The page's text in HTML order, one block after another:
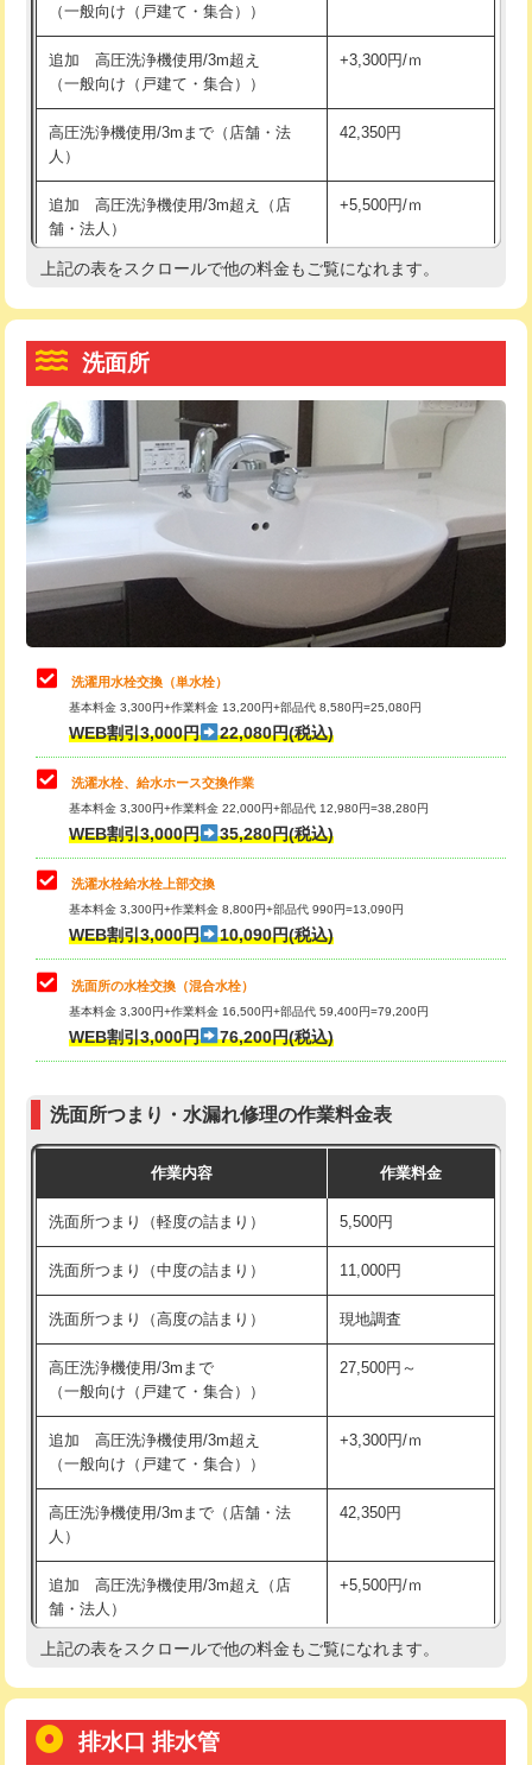
マス交換（深さ50㎝未満）
マス交換（深さ50㎝以上） 66,000円
コンクリート斫り（厚さ10㎝まで）
コンクリート斫り（厚さ10㎝超え）
モルタル補修（厚さ10㎝まで） 27,500円
モルタル補修（厚さ10㎝超え） 38,500円
洗面台設置 38,500円
追加人工
廃棄・処分 現場見積
※給水管工事は20mmまでの価格です。
持込商品取付（単水栓）
持込商品取付（混合水栓） 16,500円
給水管工事※（ホール加工)
給水管工事※（バンド止め) 3,300円
給水管工事※（支持金具設置) 5,500円
給水管工事※（保温材使用（バンド止
め込み）)
5,500円
給水管工事※（土の掘削・埋め戻し作
業)
11,000円
給水管工事※（塩ビ管（VP・HI）使
用/3ｍまで)
33,000円
給水管工事※（塩ビ管（VP・HI）使
用（追加）/3ｍ超え)
給水管工事※（ライニング鋼管・銅
管・ポリ管・HT管使用/3ｍまで)
44,000円
給水管工事※（ライニング鋼管・銅
管・ポリ管・HT管使用/3ｍ超え)
排水管工事（土の掘削・埋め戻し作
業）
排水管工事（排水管工事/3ｍまで） 55,000円
排水管工事（追加 排水管工事/3ｍ超
え）
マス交換（土の掘削・埋め戻し作業）
マス交換（深さ50㎝未満）
マス交換（深さ50㎝以上）
モルタル補修（厚さ10㎝まで） 27,500円
モルタル補修（厚さ10㎝超え） 38,500円
洗面台設置 38,500円
バスタブ設置 現場見積
追加人工 16,500円
廃棄・処分
※給水管工事は20mmまでの価格です。
（一般向け（戸建て・集合））
追加 高圧洗浄機使用/3m超え
（一般向け（戸建て・集合））
+3,300円/ｍ
高圧洗浄機使用/3mまで（店舗・法
人）
42,350円
追加 高圧洗浄機使用/3m超え（店
舗・法人）
+5,500円/ｍ
高度高圧洗浄換 現地調査
トーラー機使用/3mまで
追加トーラー機使用/3m超え +3,300円
カメラ調査 33,000円
桝清掃
止水・漏水調査・防水処理・清掃・修
理・調整・分解・加工など（軽作業）
11,000円
止水・漏水調査・防水処理・清掃・修
理・調整・分解・加工など（中作業）
22,000円
止水・漏水調査・防水処理・清掃・修
理・調整・分解・加工など（重作業）
33,000円
キッチンタンク脱着
その他部品の脱着
交換・取付（タンク）
交換・取付(単水栓（壁付・デッキ
式）)
交換・取付(混合水栓（壁付・デッキ
式・ワンホール）)
16,500円+材料費
（P/S/ポップアップ））
交換・取付（その他部品） 11,000円+材料費
持込商品取付（単水栓） 13,200円
持込商品取付（混合水栓） 16,500円
持込商品取付（浄水器・分岐水栓） 16,500円
給水管工事※（ホール加工) 16,500円
給水管工事※（バンド止め)
給水管工事※（支持金具設置) 5,500円
給水管工事※（保温材使用（バンド止
め込み）)
5,500円
給水管工事※（土の掘削・埋め戻し作
業)
11,000円
用/3ｍまで)
用（追加）/3ｍ超え)
上記の表をスクロールで他の料金もご覧になれます。
洗面所
洗濯用水栓交換（単水栓）
基本料金 3,300円+作業料金 13,200円+部品代 8,580円=25,080円
WEB割引3,000円 22,080円(税込)
洗濯水栓、給水ホース交換作業
基本料金 3,300円+作業料金 22,000円+部品代 12,980円=38,280円
WEB割引3,000円 35,280円(税込)
洗濯水栓給水栓上部交換
基本料金 3,300円+作業料金 8,800円+部品代 990円=13,090円
WEB割引3,000円 10,090円(税込)
洗面所の水栓交換（混合水栓）
基本料金 3,300円+作業料金 16,500円+部品代 59,400円=79,200円
WEB割引3,000円 76,200円(税込)
洗面所つまり・水漏れ修理の作業料金表
作業内容 作業料金
洗面所つまり（軽度の詰まり） 5,500円
洗面所つまり（中度の詰まり） 11,000円
洗面所つまり（高度の詰まり） 現地調査
高圧洗浄機使用/3mまで
（一般向け（戸建て・集合））
27,500円～
追加 高圧洗浄機使用/3m超え
（一般向け（戸建て・集合））
+3,300円/ｍ
高圧洗浄機使用/3mまで（店舗・法
人）
42,350円
追加 高圧洗浄機使用/3m超え（店
舗・法人）
+5,500円/ｍ
高度高圧洗浄換 現地調査
トーラー機使用/3mまで
上記の表をスクロールで他の料金もご覧になれます。
排水口 排水管